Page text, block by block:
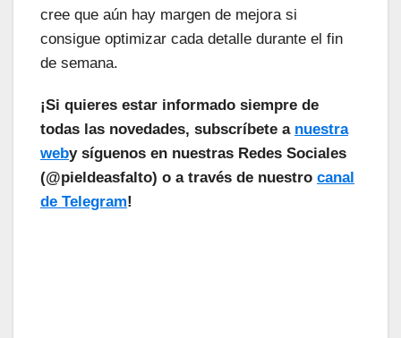
cree que aún hay margen de mejora si
consigue optimizar cada detalle durante el fin
de semana.
¡Si quieres estar informado siempre de
todas las novedades, subscríbete a nuestra
weby síguenos en nuestras Redes Sociales
(@pieldeasfalto) o a través de nuestro canal
de Telegram!